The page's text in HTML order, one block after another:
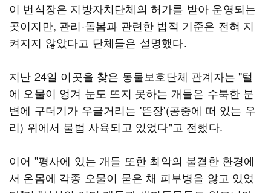
이 번식장은 지방자치단체의 허가를 받아 운영되는
곳이지만, 관리·돌봄과 관련한 법적 기준은 전혀 지
켜지지 않았다고 단체들은 설명했다.
지난 24일 이곳을 찾은 동물보호단체 관계자는 "털
에 오물이 엉겨 눈도 뜨지 못하는 개들은 수북한 분
변에 구더기가 우글거리는 '뜬장'(공중에 떠 있는 우
리) 위에서 불법 사육되고 있었다"고 전했다.
이어 "평사에 있는 개들 또한 최악의 불결한 환경에
서 온몸에 각종 오물이 묻은 채 피부병을 앓고 있었